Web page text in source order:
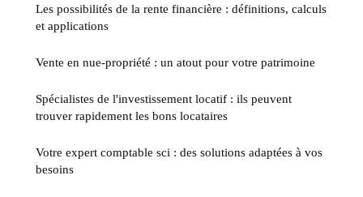
Les possibilités de la rente financière : définitions, calculs
et applications
Vente en nue-propriété : un atout pour votre patrimoine
Spécialistes de l'investissement locatif : ils peuvent
trouver rapidement les bons locataires
Votre expert comptable sci : des solutions adaptées à vos
besoins